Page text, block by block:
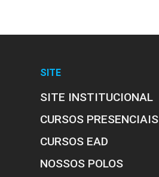
SITE
SITE INSTITUCIONAL
CURSOS PRESENCIAIS
CURSOS EAD
NOSSOS POLOS